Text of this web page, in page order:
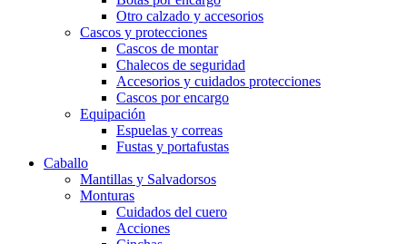
Otro calzado y accesorios
Cascos y protecciones
Cascos de montar
Chalecos de seguridad
Accesorios y cuidados protecciones
Cascos por encargo
Equipación
Espuelas y correas
Fustas y portafustas
Caballo
Mantillas y Salvadorsos
Monturas
Cuidados del cuero
Acciones